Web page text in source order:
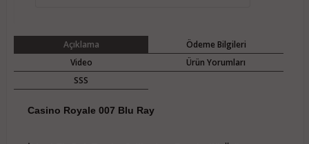
Açıklama
Ödeme Bilgileri
Video
Ürün Yorumları
SSS
Casino Royale 007 Blu Ray